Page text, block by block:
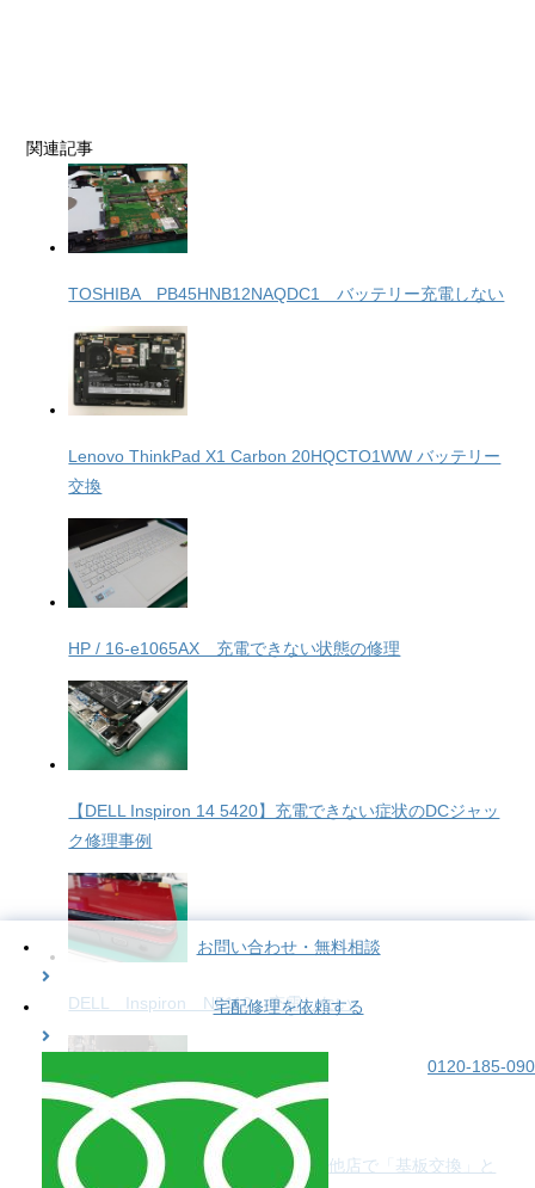
関連記事
TOSHIBA PB45HNB12NAQDC1 バッテリー充電しない
Lenovo ThinkPad X1 Carbon 20HQCTO1WW バッテリー
交換
HP / 16-e1065AX 充電できない状態の修理
【DELL Inspiron 14 5420】充電できない症状のDCジャッ
ク修理事例
DELL Inspiron N5110 充電しない
Apple MacBook Pro 16（A2141） 他店で「基板交換」と
お問い合わせ・無料相談
宅配修理を依頼する
0120-185-090